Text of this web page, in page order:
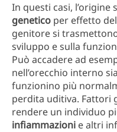
In questi casi, l’origine
genetico per effetto
genitore si
sviluppo e sulla
Può accadere ad
nell’orecchio interno
funzionino più
perdita uditiva. Fattori
rendere un individuo
infiammazioni e altri